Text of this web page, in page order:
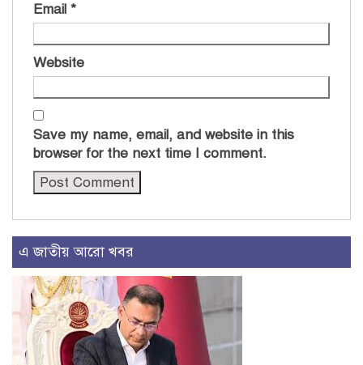
Email *
Website
Save my name, email, and website in this
browser for the next time I comment.
এ জাতীয় আরো খবর